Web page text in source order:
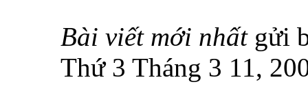
Bài viết mới nhất gửi
Thứ 3 Tháng 3 11,